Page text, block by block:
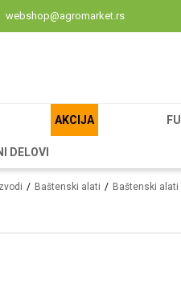
webshop@agromarket.rs
AKCIJA
DELOVI
Baštenski alati Baštenski alati